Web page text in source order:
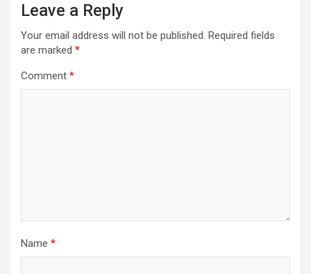
Leave a Reply
Your email address will not be published. Required fields
are marked *
Comment *
Name *